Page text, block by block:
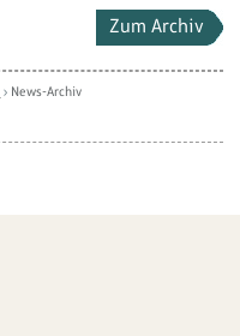
Zum Archiv
› News-Archiv